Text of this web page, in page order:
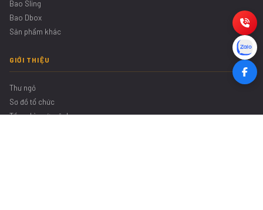
Bao Sling
Bao Dbox
Sản phẩm khác
GIỚI THIỆU
Thư ngỏ
Sơ đồ tổ chức
Tầm nhìn sứ mệnh